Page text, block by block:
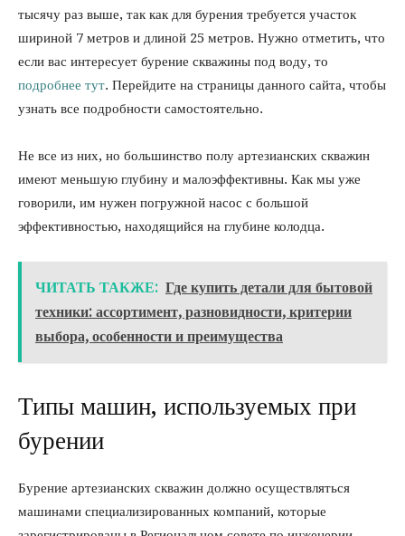
тысячу раз выше, так как для бурения требуется участок
шириной 7 метров и длиной 25 метров. Нужно отметить, что
если вас интересует бурение скважины под воду, то
подробнее тут. Перейдите на страницы данного сайта, чтобы
узнать все подробности самостоятельно.
Не все из них, но большинство полу артезианских скважин
имеют меньшую глубину и малоэффективны. Как мы уже
говорили, им нужен погружной насос с большой
эффективностью, находящийся на глубине колодца.
ЧИТАТЬ ТАКЖЕ: Где купить детали для бытовой
техники: ассортимент, разновидности, критерии
выбора, особенности и преимущества
Типы машин, используемых при
бурении
Бурение артезианских скважин должно осуществляться
машинами специализированных компаний, которые